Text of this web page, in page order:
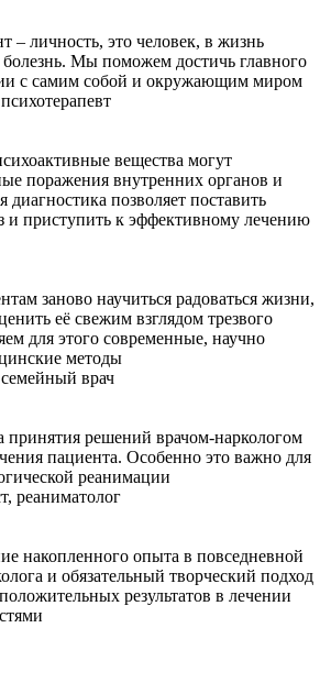
личность, это человек, в жизнь
болезнь. Мы поможем достичь главного
с самим собой и окружающим миром
вещества могут
поражения внутренних органов и
диагностика позволяет поставить
и приступить к эффективному лечению
заново научиться радоваться жизни,
её свежим взглядом трезвого
для этого современные, научно
методы
врач
принятия решений врачом-наркологом
пациента. Особенно это важно для
реанимации
реаниматолог
накопленного опыта в повседневной
и обязательный творческий подход
результатов в лечении